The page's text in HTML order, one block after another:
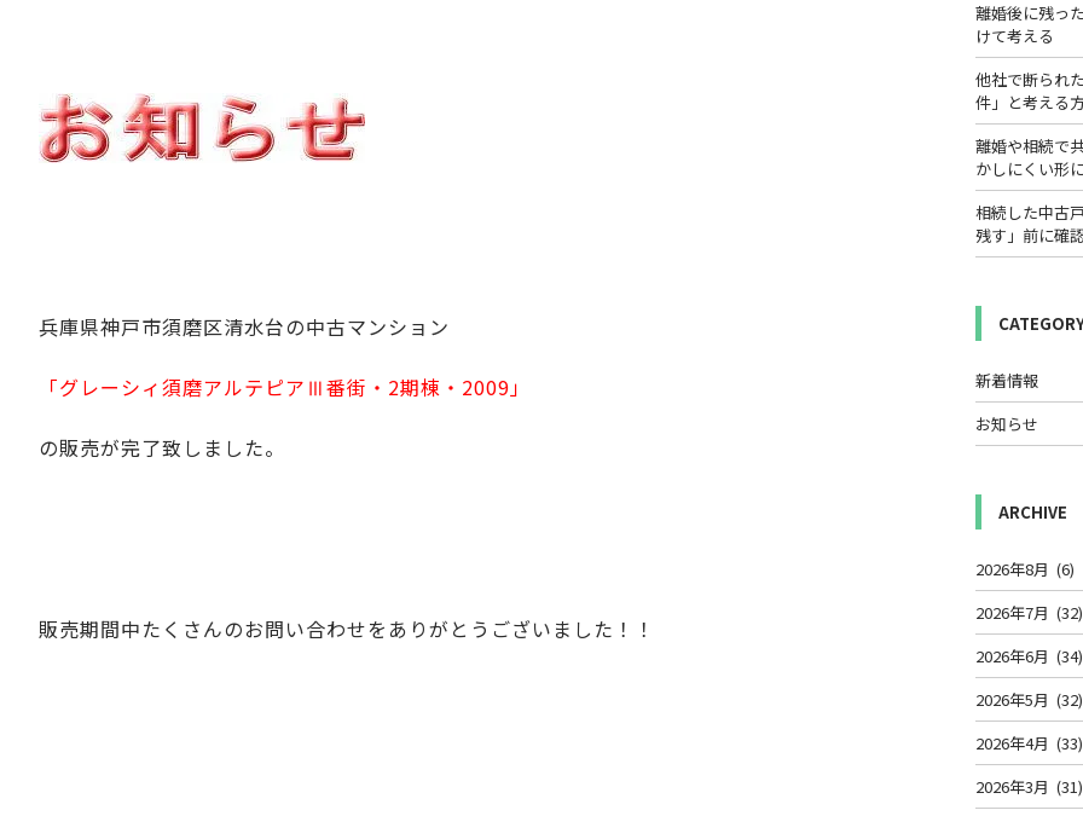
兵庫県神戸市須磨区清水台の中古マンション
「グレーシィ須磨アルテピアⅢ番街・2期棟・2009」
の販売が完了致しました。
販売期間中たくさんのお問い合わせをありがとうございました！！
離婚後に残っ
けて考える
他社で断られ
件」と考える
離婚や相続で
かしにくい形
相続した中古
残す」前に確
新着情報
お知らせ
ARCHIVE
2026年8月 (6)
2026年7月 (32)
2026年6月 (34)
2026年5月 (32)
2026年4月 (33)
2026年3月 (31)